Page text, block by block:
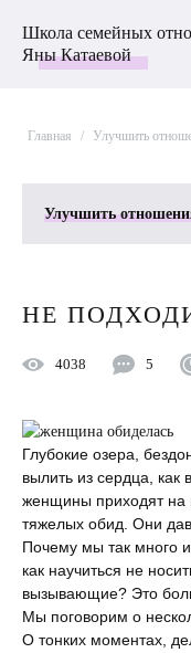
Школа семейных
Яны Катаевой
Главная / Улучшить
НЕ
4038 5
Глубокие озера,
вылить из сердца, как
женщины приходят на
тяжелых обид. Они
Почему мы так много
как научиться не
вызывающие? Это
Мы поговорим о
О тонких моментах,
Лучшие статьи
Пройти Тест
Психология
Улучшить
Секс
Измена
Развод